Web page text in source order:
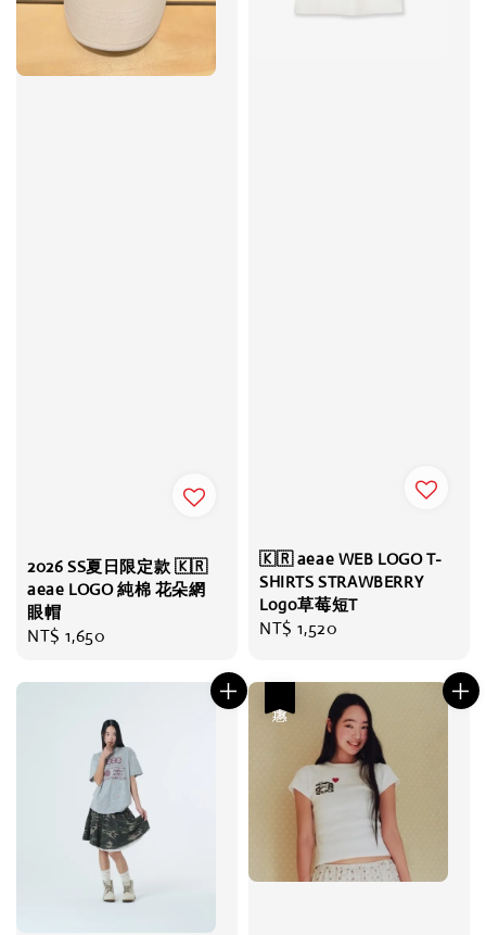
2026 SS夏日限定款 🇰🇷
aeae LOGO 純棉 花朵網
眼帽
Regular
NT$ 1,650
🇰🇷 aeae WEB LOGO T-
SHIRTS STRAWBERRY
Logo草莓短T
Regular
NT$ 1,520